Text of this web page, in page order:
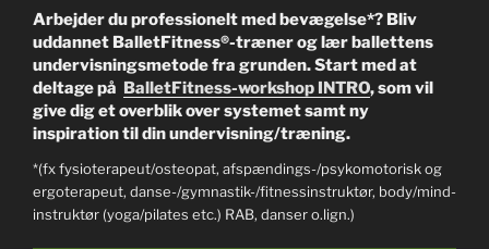
Arbejder du professionelt med bevægelse*? Bliv
uddannet BalletFitness®-træner og lær ballettens
undervisningsmetode fra grunden. Start med at
deltage på BalletFitness-workshop INTRO, som vil
give dig et overblik over systemet samt ny
inspiration til din undervisning/træning.
*(fx fysioterapeut/osteopat, afspændings-/psykomotorisk og
ergoterapeut, danse-/gymnastik-/fitnessinstruktør, body/mind-
instruktør (yoga/pilates etc.) RAB, danser o.lign.)